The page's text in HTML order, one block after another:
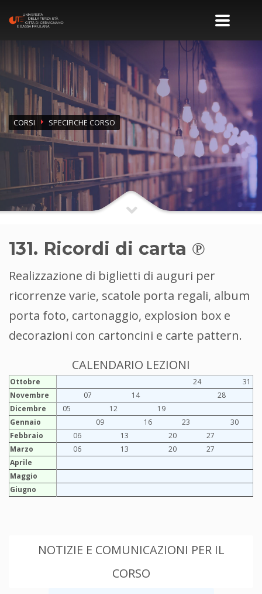
CORSI SPECIFICHE CORSO
131. Ricordi di carta ℗
Realizzazione di biglietti di auguri per
ricorrenze varie, scatole porta regali, album
porta foto, cartonaggio, explosion box e
decorazioni con cartoncini e carte pattern.
CALENDARIO LEZIONI
Ottobre 24
31
Novembre
07 14
28
Dicembre
05 12
19
Gennaio
09 16 23
30
Febbraio
06 13 20
27
Marzo
06 13 20
27
Aprile
Maggio
Giugno
NOTIZIE E COMUNICAZIONI PER IL
CORSO